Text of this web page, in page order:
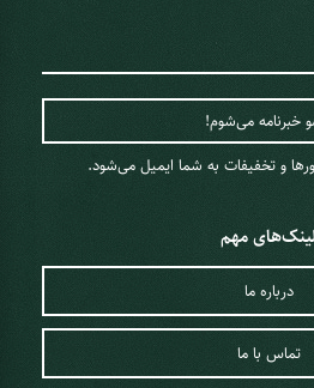
مهم
درباره ما
تماس با ما